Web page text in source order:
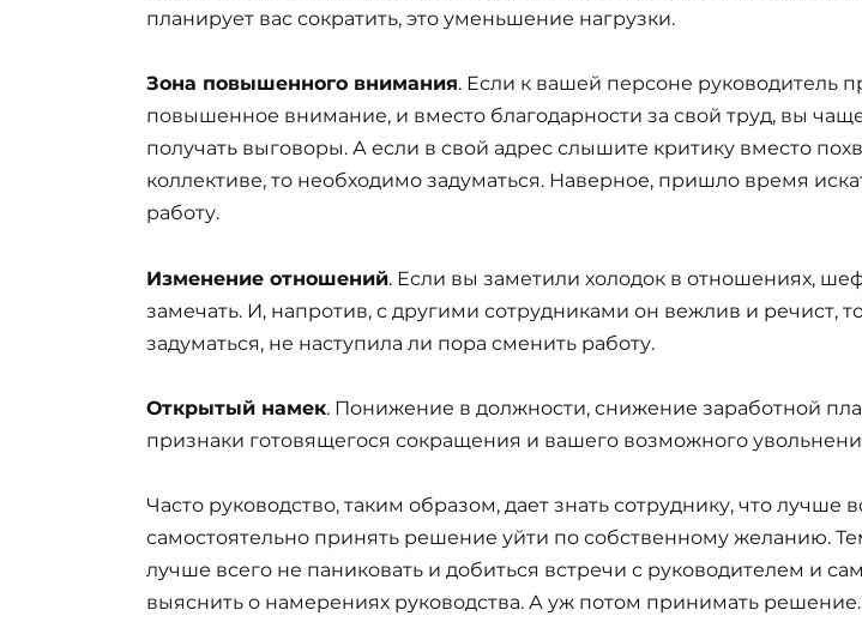
планирует вас сократить, это уменьшение нагрузки.
Зона повышенного внимания. Если к вашей персоне руководитель
повышенное внимание, и вместо благодарности за свой труд, вы
получать выговоры. А если в свой адрес слышите критику вместо
коллективе, то необходимо задуматься. Наверное, пришло время
работу.
Изменение отношений. Если вы заметили холодок в отношениях,
замечать. И, напротив, с другими сотрудниками он вежлив и речист,
задуматься, не наступила ли пора сменить работу.
Открытый намек. Понижение в должности, снижение заработной
признаки готовящегося сокращения и вашего возможного
Часто руководство, таким образом, дает знать сотруднику, что лучше
самостоятельно принять решение уйти по собственному желанию.
лучше всего не паниковать и добиться встречи с руководителем и
выяснить о намерениях руководства. А уж потом принимать решение.